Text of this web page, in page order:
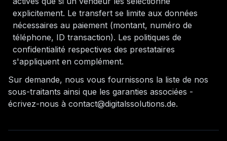
explicitement. Le transfert se limite aux données
nécessaires au paiement (montant, numéro de
téléphone, ID transaction). Les politiques de
confidentialité respectives des prestataires
s'appliquent en complément.
Sur demande, nous vous fournissons la liste de nos
sous-traitants ainsi que les garanties associées -
écrivez-nous à contact@digitalssolutions.de.